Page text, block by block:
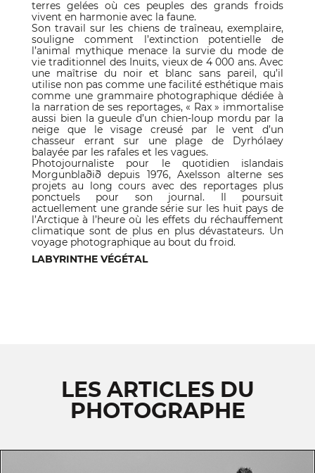
terres gelées où ces peuples des grands froids
vivent en harmonie avec la faune.
Son travail sur les chiens de traîneau, exemplaire,
souligne comment l’extinction potentielle de
l’animal mythique menace la survie du mode de
vie traditionnel des Inuits, vieux de 4 000 ans. Avec
une maîtrise du noir et blanc sans pareil, qu’il
utilise non pas comme une facilité esthétique mais
comme une grammaire photographique dédiée à
la narration de ses reportages, « Rax » immortalise
aussi bien la gueule d’un chien-loup mordu par la
neige que le visage creusé par le vent d’un
chasseur errant sur une plage de Dyrhólaey
balayée par les rafales et les vagues.
Photojournaliste pour le quotidien islandais
Morgunblaðið depuis 1976, Axelsson alterne ses
projets au long cours avec des reportages plus
ponctuels pour son journal. Il poursuit
actuellement une grande série sur les huit pays de
l’Arctique à l’heure où les effets du réchauffement
climatique sont de plus en plus dévastateurs. Un
voyage photographique au bout du froid.
LABYRINTHE VÉGÉTAL
LES ARTICLES DU
PHOTOGRAPHE